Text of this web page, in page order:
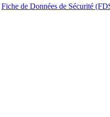
Fiche de Données de Sécurité